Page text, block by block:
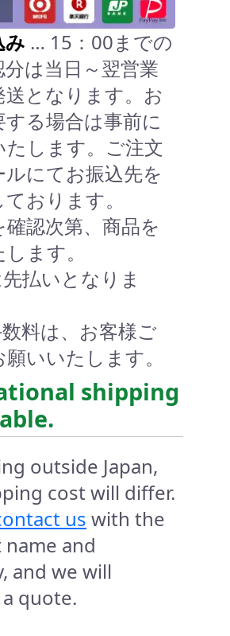
み … 15：00までの
分は当日～翌営業
送となります。お
する場合は事前に
たします。ご注文
にてお振込先を
おります。
確認次第、商品を
ます。
払いとなりま
料は、お客様ご
いいたします。
shipping
outside Japan,
cost will differ.
us with the
and
and we will
quote.